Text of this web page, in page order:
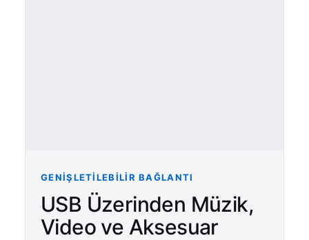
GENIŞLETILEBILIR BAĞLANTI
USB Üzerinden Müzik,
Video ve Aksesuar